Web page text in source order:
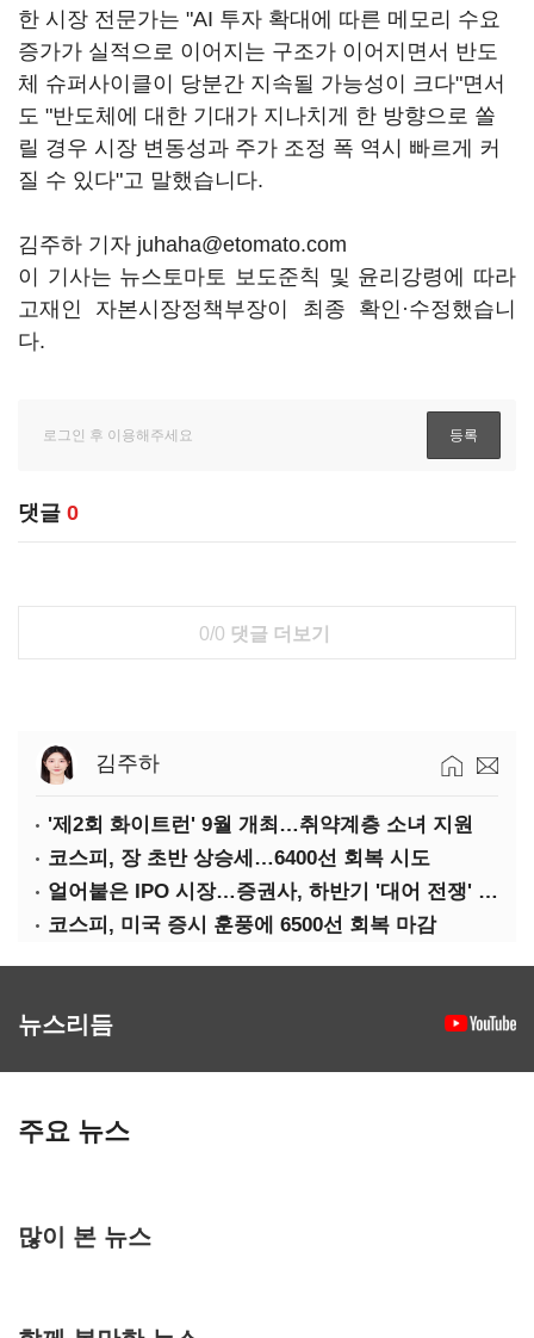
한 시장 전문가는 "AI 투자 확대에 따른 메모리 수요
증가가 실적으로 이어지는 구조가 이어지면서 반도
체 슈퍼사이클이 당분간 지속될 가능성이 크다"면서
도 "반도체에 대한 기대가 지나치게 한 방향으로 쏠
릴 경우 시장 변동성과 주가 조정 폭 역시 빠르게 커
질 수 있다"고 말했습니다.
김주하 기자 juhaha@etomato.com
이 기사는 뉴스토마토 보도준칙 및 윤리강령에 따라
고재인 자본시장정책부장이 최종 확인·수정했습니
다.
댓글 0
0/0 댓글 더보기
김주하
'제2회 화이트런' 9월 개최…취약계층 소녀 지원
코스피, 장 초반 상승세…6400선 회복 시도
얼어붙은 IPO 시장…증권사, 하반기 '대어 전쟁' 기대
코스피, 미국 증시 훈풍에 6500선 회복 마감
뉴스리듬
주요 뉴스
많이 본 뉴스